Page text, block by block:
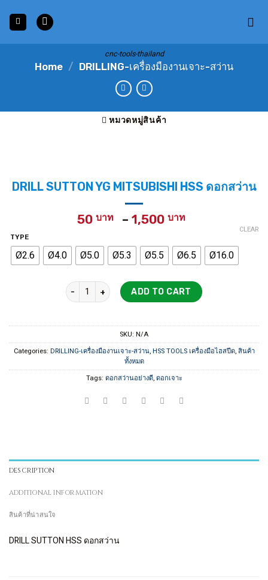
content
cnc-tools-thailand
Home / DRILLING-เครื่องมืองานเจาะ-สว่าน
หมวดหมู่สินค้า
DRILL SUTTON YG MITSUBISHI HSS ดอกสว่าน
50 – 1,500
50 ฿
through
1,500 ฿
TYPE
Ø2.6 Ø4.0 Ø5.0 Ø5.3 Ø5.5 Ø6.5 Ø16.0
CLEAR
DRILL SUTTON YG MITSUBISHI HSS ดอกสว่าน
ADD TO CART
SKU: N/A
Categories: DRILLING-เครื่องมืองานเจาะ-สว่าน,HSS TOOLS เครื่องมือไฮสปีด,สินค้า
ทั้งหมด
Tags: ดอกสว่านอย่างดี,ดอกเจาะ
DESCRIPTION
ADDITIONAL INFORMATION
สินค้าที่น่าสนใจ
DRILL SUTTON HSS ดอกสว่าน